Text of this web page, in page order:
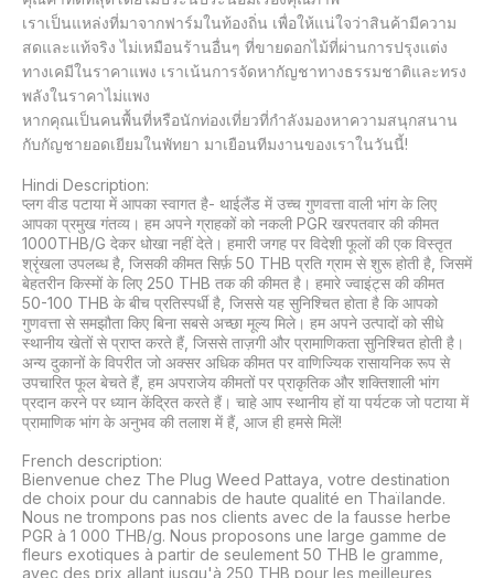
เราเป็นแหล่งที่มาจากฟาร์มในท้องถิ่น เพื่อให้แน่ใจว่าสินค้ามีความ
สดและแท้จริง ไม่เหมือนร้านอื่นๆ ที่ขายดอกไม้ที่ผ่านการปรุงแต่ง
ทางเคมีในราคาแพง เราเน้นการจัดหากัญชาทางธรรมชาติและทรง
พลังในราคาไม่แพง
หากคุณเป็นคนพื้นที่หรือนักท่องเที่ยวที่กำลังมองหาความสนุกสนาน
กับกัญชายอดเยียมในพัทยา มาเยือนทีมงานของเราในวันนี้!
Hindi Description:
प्लग वीड पटाया में आपका स्वागत है- थाईलैंड में उच्च गुणवत्ता वाली भांग के लिए
आपका प्रमुख गंतव्य। हम अपने ग्राहकों को नकली PGR खरपतवार की कीमत
1000THB/G देकर धोखा नहीं देते। हमारी जगह पर विदेशी फूलों की एक विस्तृत
श्रृंखला उपलब्ध है, जिसकी कीमत सिर्फ़ 50 THB प्रति ग्राम से शुरू होती है, जिसमें
बेहतरीन किस्मों के लिए 250 THB तक की कीमत है। हमारे ज्वाइंट्स की कीमत
50-100 THB के बीच प्रतिस्पर्धी है, जिससे यह सुनिश्चित होता है कि आपको
गुणवत्ता से समझौता किए बिना सबसे अच्छा मूल्य मिले। हम अपने उत्पादों को सीधे
स्थानीय खेतों से प्राप्त करते हैं, जिससे ताज़गी और प्रामाणिकता सुनिश्चित होती है।
अन्य दुकानों के विपरीत जो अक्सर अधिक कीमत पर वाणिज्यिक रासायनिक रूप से
उपचारित फूल बेचते हैं, हम अपराजेय कीमतों पर प्राकृतिक और शक्तिशाली भांग
प्रदान करने पर ध्यान केंद्रित करते हैं। चाहे आप स्थानीय हों या पर्यटक जो पटाया में
प्रामाणिक भांग के अनुभव की तलाश में हैं, आज ही हमसे मिलें!
French description:
Bienvenue chez The Plug Weed Pattaya, votre destination
de choix pour du cannabis de haute qualité en Thaïlande.
Nous ne trompons pas nos clients avec de la fausse herbe
PGR à 1 000 THB/g. Nous proposons une large gamme de
fleurs exotiques à partir de seulement 50 THB le gramme,
avec des prix allant jusqu'à 250 THB pour les meilleures